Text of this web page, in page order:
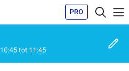
PRO
10:45tot 11:45